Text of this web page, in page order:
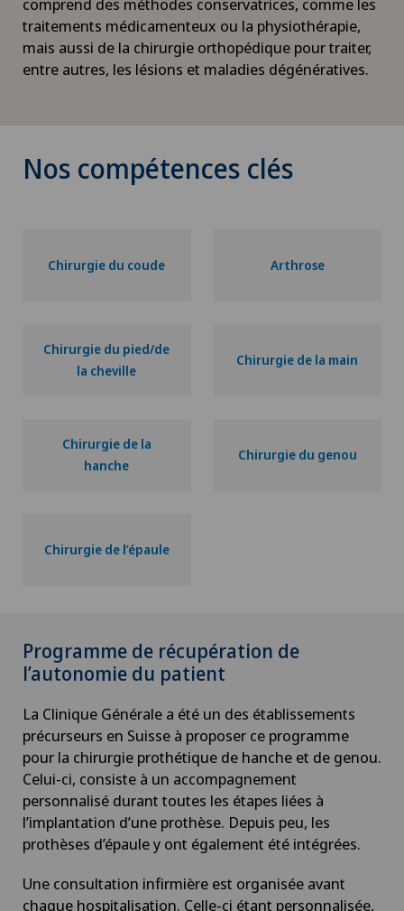
traitements médicamenteux ou la physiothérapie,
mais aussi de la chirurgie orthopédique pour traiter,
entre autres, les lésions et maladies dégénératives.
Nos compétences clés
Chirurgie du coude Arthrose
Chirurgie du pied/de
la cheville
Chirurgie de la main
Chirurgie de la
hanche
Chirurgie du genou
Chirurgie de l’épaule
Programme de récupération de
l’autonomie du patient
La Clinique Générale a été un des établissements
précurseurs en Suisse à proposer ce programme
pour la chirurgie prothétique de hanche et de genou.
Celui-ci, consiste à un accompagnement
personnalisé durant toutes les étapes liées à
l’implantation d’une prothèse. Depuis peu, les
prothèses d’épaule y ont également été intégrées.
Une consultation infirmière est organisée avant
chaque hospitalisation. Celle-ci étant personnalisée,